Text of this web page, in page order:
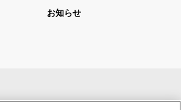
お知らせ